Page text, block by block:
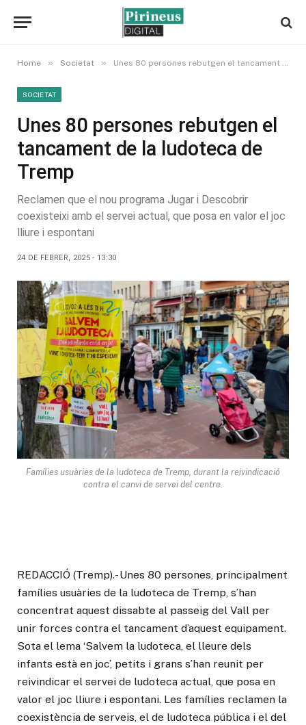
Home » Societat » Unes 80 persones rebutgen el tancament de la ludoteca de Tremp
SOCIETAT
Unes 80 persones rebutgen el
tancament de la ludoteca de
Tremp
Reclamen que el nou programa Jugar i Descobrir
coexisteixi amb el servei actual, que posa en valor el joc
lliure i espontani
24 DE FEBRER, 2025 - 13:30
Famílies usuàries de la ludoteca de Tremp, durant la reivindicació
contra el canvi de servei del centre.
REDACCIÓ (Tremp).- Unes 80 persones, principalment
famílies usuàries de la ludoteca de Tremp, s’han
concentrat aquest dissabte al passeig del Vall per
unir forces contra el tancament d’aquest equipament.
Sota el lema ‘Salvem la ludoteca, el lleure dels
infants està en joc’, petits i grans s’han reunit per
reivindicar el servei de ludoteca actual, que posa en
valor el joc lliure i espontani. Les famílies reclamen la
coexistència de serveis, el de ludoteca pública i el del